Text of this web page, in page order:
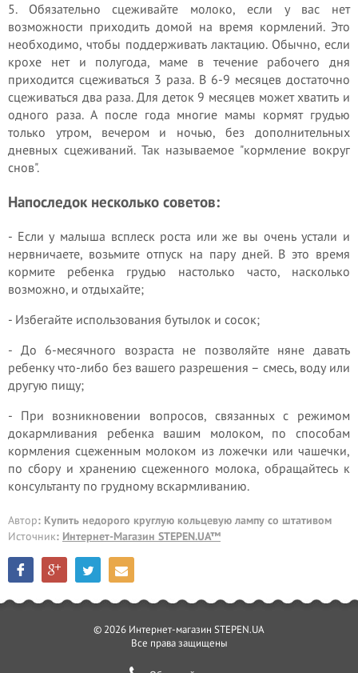
5. Обязательно сцеживайте молоко, если у вас нет
возможности приходить домой на время кормлений. Это
необходимо, чтобы поддерживать лактацию. Обычно, если
крохе нет и полугода, маме в течение рабочего дня
приходится сцеживаться 3 раза. В 6-9 месяцев достаточно
сцеживаться два раза. Для деток 9 месяцев может хватить и
одного раза. А после года многие мамы кормят грудью
только утром, вечером и ночью, без дополнительных
дневных сцеживаний. Так называемое "кормление вокруг
снов".
Напоследок несколько советов:
- Если у малыша всплеск роста или же вы очень устали и
нервничаете, возьмите отпуск на пару дней. В это время
кормите ребенка грудью настолько часто, насколько
возможно, и отдыхайте;
- Избегайте использования бутылок и сосок;
- До 6-месячного возраста не позволяйте няне давать
ребенку что-либо без вашего разрешения – смесь, воду или
другую пищу;
- При возникновении вопросов, связанных с режимом
докармливания ребенка вашим молоком, по способам
кормления сцеженным молоком из ложечки или чашечки,
по сбору и хранению сцеженного молока, обращайтесь к
консультанту по грудному вскармливанию.
Автор: Купить недорого круглую кольцевую лампу со штативом
Источник: Интернет-Магазин STEPEN.UA™
© 2026 Интернет-магазин STEPEN.UA
Все права защищены